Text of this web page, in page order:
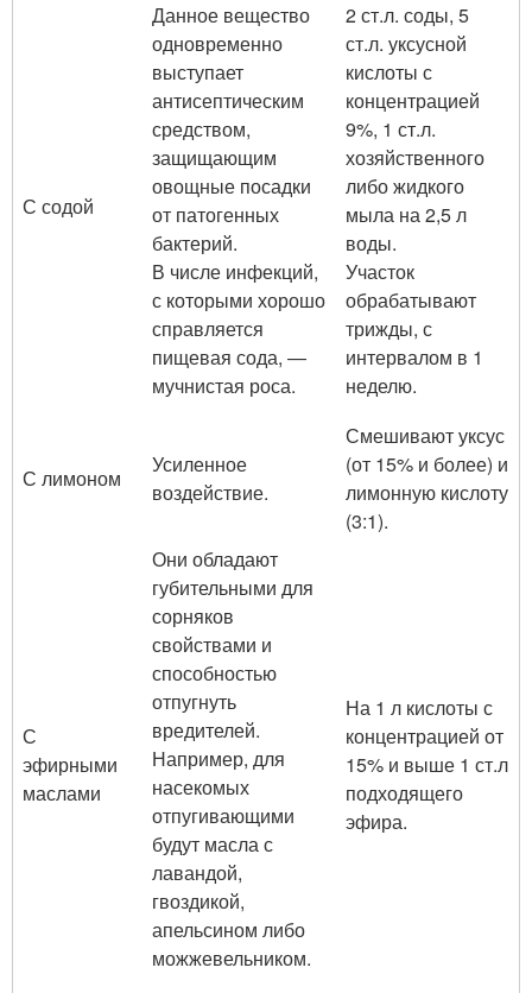
С содой
Данное вещество
одновременно
выступает
антисептическим
средством,
защищающим
овощные посадки
от патогенных
бактерий.
В числе инфекций,
с которыми хорошо
справляется
пищевая сода, —
мучнистая роса.
2 ст.л. соды, 5
ст.л. уксусной
кислоты с
концентрацией
9%, 1 ст.л.
хозяйственного
либо жидкого
мыла на 2,5 л
воды.
Участок
обрабатывают
трижды, с
интервалом в 1
неделю.
С лимоном
Усиленное
воздействие.
Смешивают уксус
(от 15% и более) и
лимонную кислоту
(3:1).
С
эфирными
маслами
Они обладают
губительными для
сорняков
свойствами и
способностью
отпугнуть
вредителей.
Например, для
насекомых
отпугивающими
будут масла с
лавандой,
гвоздикой,
апельсином либо
можжевельником.
На 1 л кислоты с
концентрацией от
15% и выше 1 ст.л
подходящего
эфира.